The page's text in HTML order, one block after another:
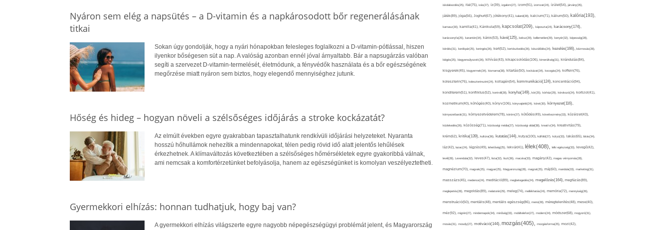
Nyáron sem elég a napsütés – a D-vitamin és a napkárosodott bőr regenerálásának
titkai
Sokan úgy gondolják, hogy a nyári hónapokban felesleges foglalkozni a D-vitamin-pótlással, hiszen
ilyenkor bőségesen süt a nap. A valóság azonban ennél jóval árnyaltabb. Bár a napsugárzás valóban
segíti a szervezet D-vitamin-termelését, életmódunk, a fényvédők használata és a bőr egészségének
megőrzése miatt nyáron sem biztos, hogy elegendő mennyiséghez jutunk.
Hőség és hideg – hogyan növeli a szélsőséges időjárás a stroke kockázatát?
Az elmúlt években egyre gyakrabban tapasztalhatunk rendkívüli időjárási helyzeteket. Nyaranta
hosszú hőhullámok nehezítik a mindennapokat, télen pedig rövid idő alatt jelentős lehűlések
érkezhetnek. A klímaváltozás következtében a szélsőséges hőmérsékletek egyre gyakoribbá válnak,
ami nemcsak a komfortérzetünket befolyásolja, hanem az egészségünket is komolyan veszélyeztetheti.
Gyermekkori elhízás: honnan tudhatjuk, hogy baj van?
A gyermekkori elhízás világszerte egyre nagyobb népegészségügyi problémát jelent, és Magyarország
iskolakezdés(25), ital(75), ivás(27), íz(39), izgalom(27), izom(91), izomzat(24), ízület(54), járvány(35),
játék(89), jóga(56), Joghurt(67), jótékony(41), kaland(28), kalcium(71), kálium(50), kalória(193),
kamasz(30), kamilla(41), Kánikula(59), kapcsolat(209), káposzta(24), karácsony(174),
karácsonyfa(25), karantén(34), káros(53), kávé(125), keksz(29), kellemetlen(29), kenyér(32), képesség(28),
kérdés(31), kerékpár(25), keringés(26), kert(52), kertészkedés(26), készülődés(24), kezelés(166), kézmosás(28),
kiégés(25), kiegyensúlyozott(26), kihívás(43), kikapcsolódás(106), kimerültség(31), kirándulás(84),
kisgyerek(45), kisgyermek(34), kismama(38), kitartás(50), kockázat(34), kocogás(24), koffein(76),
koleszterin(76), koleszterinszint(24), kollagén(54), kommunikáció(124), koncentráció(94),
konditerem(51), konfliktus(52), kontroll(28), konyha(149), kór(25), kórház(29), kórokozó(24), kortizol(41),
kozmetikum(40), köhögés(40), könyv(106), könyvajánló(24), köret(30), környezet(116),
környezetbarát(31), környezetvédelem(78), köröm(27), kötődés(49), következmény(33), közérzet(43),
közlekedés(26), közösség(71), közösségi média(27), közösségi oldal(38), kreatív(34), kreativitás(79),
krém(62), kritika(139), kultúra(36), kutatás(144), kutya(100), külföld(27), kütyü(33), lakás(65), látás(34),
láz(42), lazac(24), légzés(49), lehetőség(25), lekvár(41), lélek(408), lelki egészség(33), levegő(42),
levél(28), Levendula(32), leves(47), lista(32), liszt(36), macska(33), magány(42), magas vérnyomás(28),
magnézium(70), magvak(25), magyar(25), Magyarország(28), magzat(25), máj(60), mandula(33), marketing(31),
masszázs(45), medence(24), meditáció(89), megbetegedés(24), megelőzés(164), megfázás(89),
meglepetés(28), megoldás(89), melatonin(29), meleg(74), mellékhatás(24), memória(72), mennyiség(26),
menstruáció(50), mentális(48), mentális egészség(86), menü(28), méregtelenítés(48), mese(40),
méz(92), migrén(27), mindennapok(34), minőség(33), mobiltelefon(27), modern(24), módszer(68), mogyoró(31),
mosás(31), mosoly(27), motiváció(144), mozgás(405), mozgásforma(25), mozi(42),